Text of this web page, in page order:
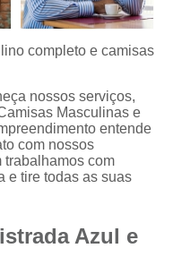
Curta Slim Fit
Camisa
Masculina
Camisa
Slim Masculina
Jeans Slim Masculina
completo e camisas
nossos serviços,
Masculinas e
entende
com nossos
trabalhamos com
e tire todas as suas
Azul e